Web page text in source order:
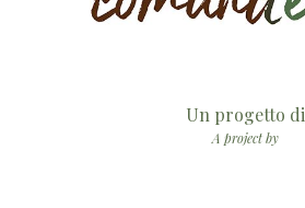
Un progetto di
A project by